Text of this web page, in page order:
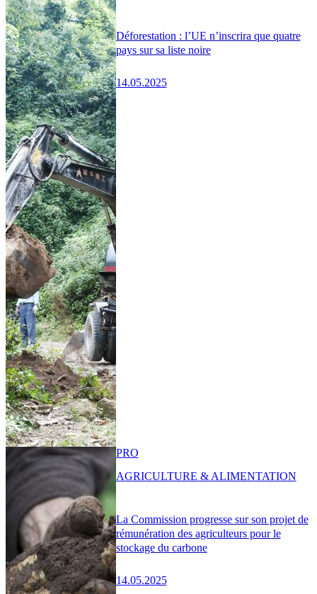
Déforestation : l’UE n’inscrira que quatre
pays sur sa liste noire
14.05.2025
La Commission progresse sur son projet de
rémunération des agriculteurs pour le
stockage du carbone
14.05.2025
PRO
AGRICULTURE & ALIMENTATION